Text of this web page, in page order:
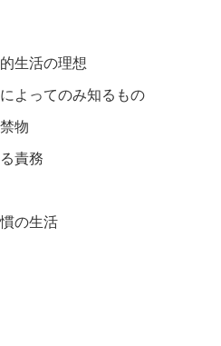
生活の理想
よってのみ知るもの
物
責務
の生活